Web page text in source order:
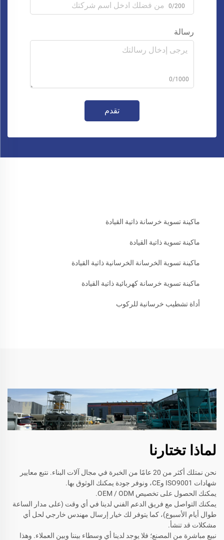
0/200
رسالة
0/1000
تقدم
ماكينة تسوية خرسانة ذاتية القيادة
ماكينة تسوية ذاتية القيادة
ماكينة تسوية الخرسانة الخرسانية ذاتية القيادة
ماكينة تسوية خرسانة كهربائية ذاتية القيادة
أداة تشطيب خرسانية للركوب
لماذا تختارنا
نحن نمتلك أكثر من 20 عامًا من الخبرة في مجال آلات البناء. نتبع معايير
شهادات ISO9001 وCE، ونوفر جودة يمكنك الوثوق بها.
يمكنك الحصول على تخصيص OEM / ODM.
يمكنك التواصل مع فريق الدعم الفني لدينا في أي وقت (على مدار الساعة
طوال أيام الأسبوع)، كما يتوفر لك خيار إرسال مهندس خارجي لحل أي
مشكلات قد تنشأ.
نبيع مباشرة من المصنع؛ فلا يوجد لدينا أي وسطاء بيننا وبين العملاء. وهذا